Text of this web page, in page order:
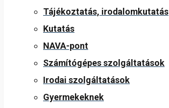
Tájékoztatás, irodalomkutatás
Kutatás
NAVA-pont
Számítógépes szolgáltatások
Irodai szolgáltatások
Gyermekeknek